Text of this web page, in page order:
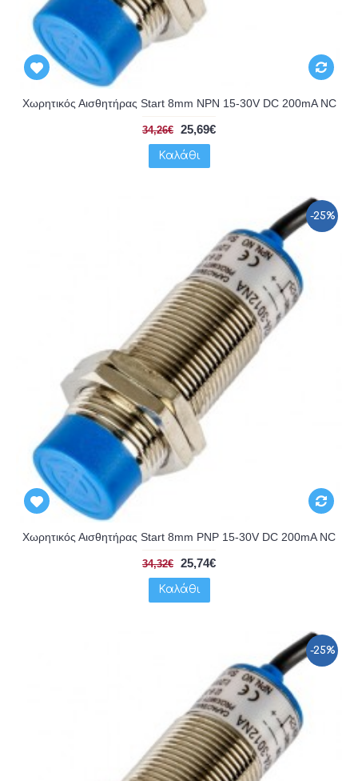
Χωρητικός Αισθητήρας Start 8mm NPN 15-30V DC 200mA NC
34,26€ 25,69€
Καλάθι
-25%
Χωρητικός Αισθητήρας Start 8mm PNP 15-30V DC 200mA NC
34,32€ 25,74€
Καλάθι
-25%